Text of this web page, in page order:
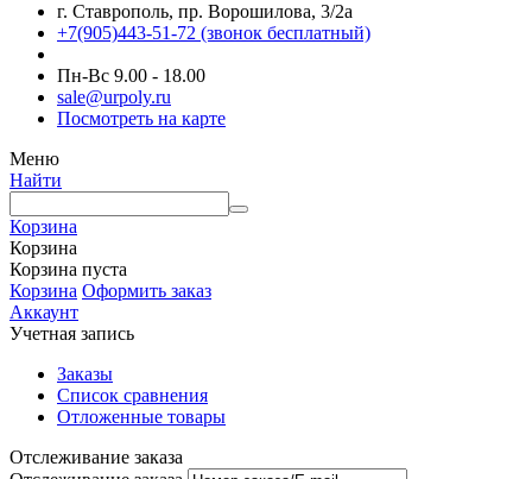
г. Ставрополь, пр. Ворошилова, 3/2а
+7(905)443-51-72 (звонок бесплатный)
Пн-Вс 9.00 - 18.00
sale@urpoly.ru
Посмотреть на карте
Меню
Найти
Корзина
Корзина
Корзина пуста
Корзина Оформить заказ
Аккаунт
Учетная запись
Заказы
Список сравнения
Отложенные товары
Отслеживание заказа